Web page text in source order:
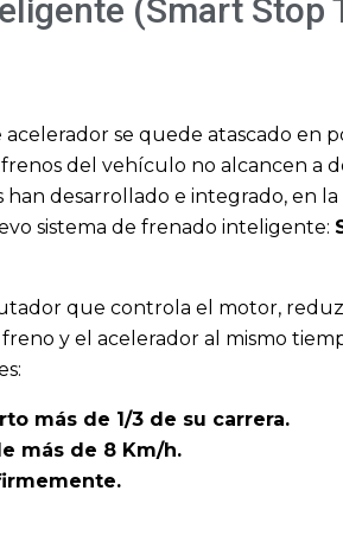
(Smart Stop
se quede atascado en
del vehículo no alcancen a
desarrollado e integrado, en
sistema de frenado inteligente:
que controla el motor,
y el acelerador al mismo
más de 1/3 de su carrera.
más de 8 Km/h.